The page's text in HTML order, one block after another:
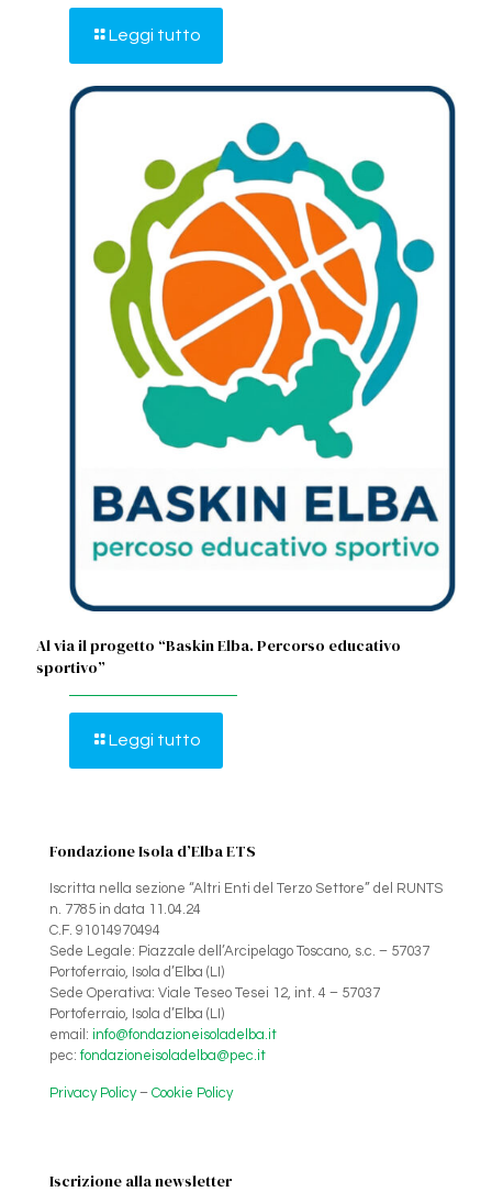
Leggi tutto
Al via il progetto “Baskin Elba. Percorso educativo
sportivo”
Leggi tutto
Fondazione Isola d’Elba ETS
Iscritta nella sezione “Altri Enti del Terzo Settore” del RUNTS
n. 7785 in data 11.04.24
C.F. 91014970494
Sede Legale: Piazzale dell’Arcipelago Toscano, s.c. – 57037
Portoferraio, Isola d’Elba (LI)
Sede Operativa: Viale Teseo Tesei 12, int. 4 – 57037
Portoferraio, Isola d’Elba (LI)
email: info@fondazioneisoladelba.it
pec: fondazioneisoladelba@pec.it
Privacy Policy– Cookie Policy
Iscrizione alla newsletter